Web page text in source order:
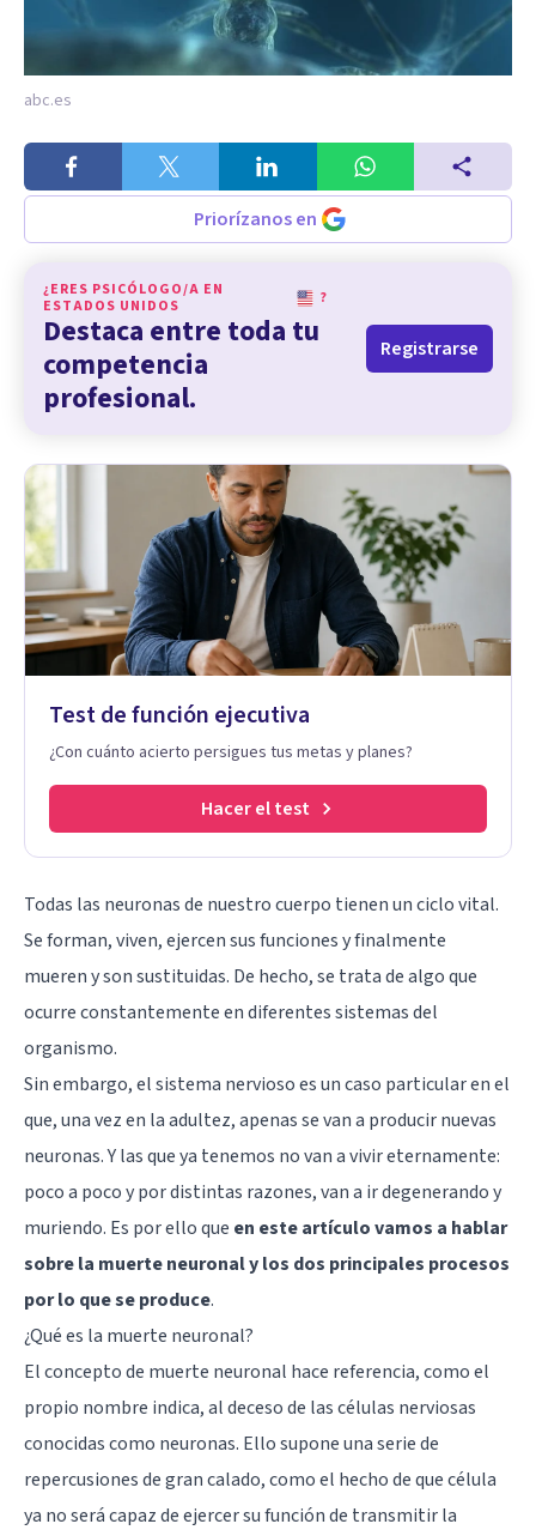
abc.es
Priorízanos en
¿ERES PSICÓLOGO/A EN
ESTADOS UNIDOS
?
Destaca entre toda tu
competencia
profesional.
Registrarse
Test de función ejecutiva
¿Con cuánto acierto persigues tus metas y planes?
Hacer el test
Todas las neuronasde nuestro cuerpo tienen un ciclo vital.
Se forman, viven, ejercen sus funciones y finalmente
mueren y son sustituidas. De hecho, se trata de algo que
ocurre constantemente en diferentes sistemas del
organismo.
Sin embargo, el sistema nervioso es un caso particular en el
que, una vez en la adultez, apenas se van a producir nuevas
neuronas. Y las que ya tenemos no van a vivir eternamente:
poco a poco y por distintas razones, van a ir degenerando y
muriendo. Es por ello que en este artículo vamos a hablar
sobre la muerte neuronal y los dos principales procesos
por lo que se produce.
¿Qué es la muerte neuronal?
El concepto de muerte neuronal hace referencia, como el
propio nombre indica, al deceso de lascélulas nerviosas
conocidas como neuronas. Ello supone una serie de
repercusiones de gran calado, como el hecho de que célula
ya no será capaz de ejercer su función de transmitir la